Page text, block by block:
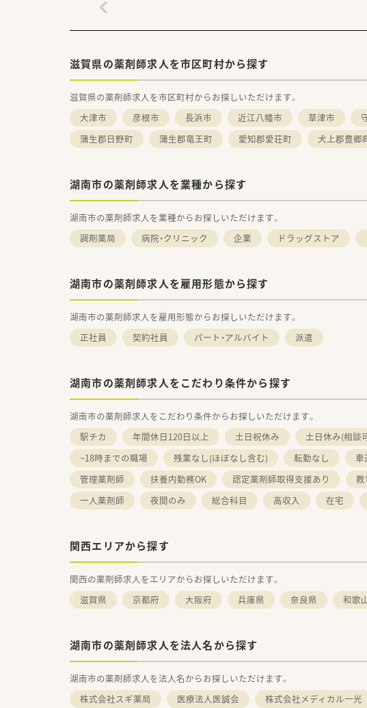
滋賀県の薬剤師求人を市区町村から探す
滋賀県の薬剤師求人を市区町村からお探しいただけます。
大津市
彦根市 長浜市 近江八幡市 草津市
蒲生郡日野町
蒲生郡竜王町 愛知郡愛荘町 犬上郡豊郷
湖南市の薬剤師求人を業種から探す
湖南市の薬剤師求人を業種からお探しいただけます。
調剤薬局
病院・クリニック 企業 ドラッグストア
湖南市の薬剤師求人を雇用形態から探す
湖南市の薬剤師求人を雇用形態からお探しいただけます。
正社員
契約社員 パート・アルバイト 派遣
湖南市の薬剤師求人をこだわり条件から探す
湖南市の薬剤師求人をこだわり条件からお探しいただけます。
駅チカ
年間休日120日以上 土日祝休み 土日休み(相談
~18時までの職場
残業なし(ほぼなし含む) 転勤なし 車
管理薬剤師
扶養内勤務OK 認定薬剤師取得支援あり 教
一人薬剤師
夜間のみ 総合科目 高収入 在宅
関西エリアから探す
関西の薬剤師求人をエリアからお探しいただけます。
滋賀県
京都府 大阪府 兵庫県 奈良県 和歌
湖南市の薬剤師求人を法人名から探す
湖南市の薬剤師求人を法人名からお探しいただけます。
株式会社スギ薬局
医療法人医誠会 株式会社メディカル一光